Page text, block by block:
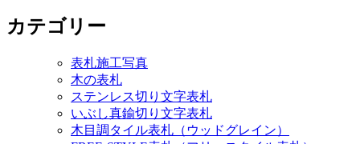
カテゴリー
表札施工写真
木の表札
ステンレス切り文字表札
いぶし真鍮切り文字表札
木目調タイル表札（ウッドグレイン）